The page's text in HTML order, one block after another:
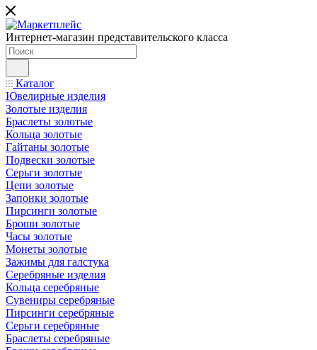
Интернет-магазин представительского класса
Каталог
Ювелирные изделия
Золотые изделия
Браслеты золотые
Кольца золотые
Гайтаны золотые
Подвески золотые
Серьги золотые
Цепи золотые
Запонки золотые
Пирсинги золотые
Броши золотые
Часы золотые
Монеты золотые
Зажимы для галстука
Серебряные изделия
Кольца серебряные
Сувениры серебряные
Пирсинги серебряные
Серьги серебряные
Браслеты серебряные